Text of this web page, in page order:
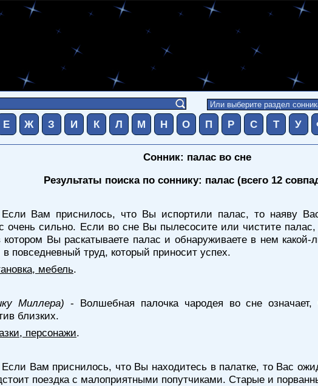
Е Ж З И К Л М Н О П Р С Т У
Сонник: палас во сне
Результаты поиска по соннику: палас (всего 12
Вам приснилось, что Вы испортили палас, то наяву
очень сильно. Если во сне Вы пылесосите или чистите
Вы раскатываете палас и обнаруживаете в нем
повседневный труд, который приносит успех.
мебель.
Миллера) - Волшебная палочка чародея во сне
близких.
персонажи.
Вам приснилось, что Вы находитесь в палатке, то Вас
поездка с малоприятными попутчиками. Старые и